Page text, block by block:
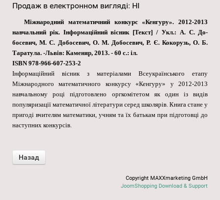
Продаж в електронном вигляді: НІ
Міжнародний математичний конкурс «Кенгуру». 2012-2013
навчальний рік. Інформаційний вісник [Текст] / Укл.: А. С. До-
босевич, М. С. Добосевич, О. М. Добосевич, Р. Є. Кокорузь, О. Б.
Таратула. -Львів: Каменяр, 2013. - 60 с.: іл.
ISBN 978-966-607-253-2
Інформаційний вісник з матеріалами Всеукраїнського етапу
Міжнародного математичного конкурсу «Кенгуру» у 2012-2013
навчальному році підготовлено оргкомітетом як один із видів
популяризації математичної літератури серед школярів. Книга стане у
пригоді вчителям математики, учням та їх батькам при підготовці до
наступних конкурсів.
Copyright MAXXmarketing GmbH
JoomShopping Download & Support